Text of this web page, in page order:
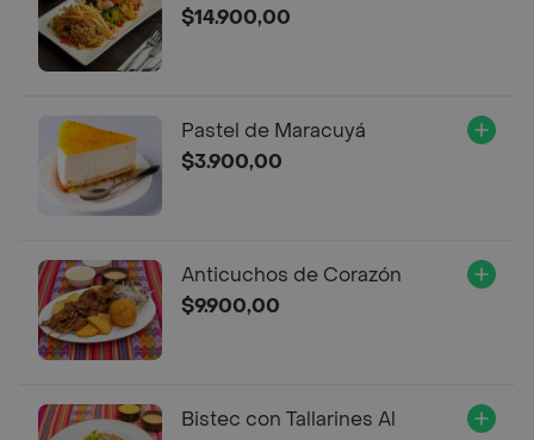
$14.900,00
Pastel de Maracuyá
$3.900,00
Anticuchos de Corazón
$9.900,00
Bistec con Tallarines Al